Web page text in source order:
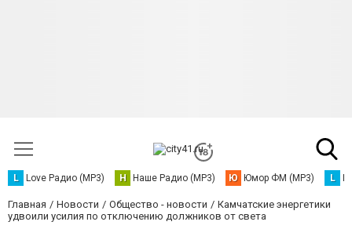
L Love Радио (MP3) Н Наше Радио (MP3) Ю Юмор ФМ (MP3) L
Главная Новости Общество - новости
Камчатские энергетики
удвоили усилия по отключению должников от света